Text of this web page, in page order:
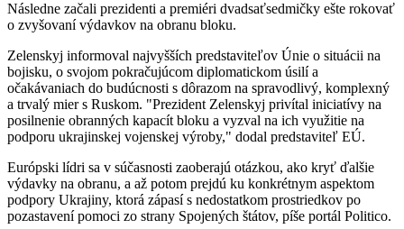
Následne začali prezidenti a premiéri dvadsaťsedmičky ešte rokovať
o zvyšovaní výdavkov na obranu bloku.
Zelenskyj informoval najvyšších predstaviteľov Únie o situácii na
bojisku, o svojom pokračujúcom diplomatickom úsilí a
očakávaniach do budúcnosti s dôrazom na spravodlivý, komplexný
a trvalý mier s Ruskom. "Prezident Zelenskyj privítal iniciatívy na
posilnenie obranných kapacít bloku a vyzval na ich využitie na
podporu ukrajinskej vojenskej výroby," dodal predstaviteľ EÚ.
Európski lídri sa v súčasnosti zaoberajú otázkou, ako kryť ďalšie
výdavky na obranu, a až potom prejdú ku konkrétnym aspektom
podpory Ukrajiny, ktorá zápasí s nedostatkom prostriedkov po
pozastavení pomoci zo strany Spojených štátov, píše portál Politico.